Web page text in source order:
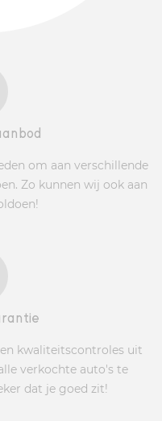
om aan verschillende
Zo kunnen wij ook aan
kwaliteitscontroles uit
verkochte auto's te
dat je goed zit!